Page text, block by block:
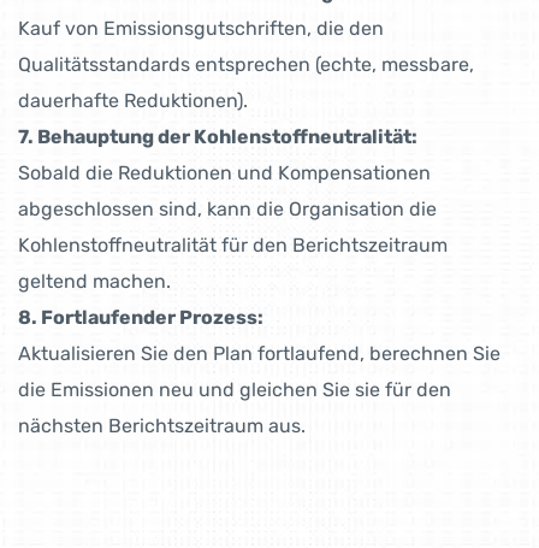
Kauf von Emissionsgutschriften, die den
Qualitätsstandards entsprechen (echte, messbare,
dauerhafte Reduktionen).
7. Behauptung der Kohlenstoffneutralität:
Sobald die Reduktionen und Kompensationen
abgeschlossen sind, kann die Organisation die
Kohlenstoffneutralität für den Berichtszeitraum
geltend machen.
8. Fortlaufender Prozess:
Aktualisieren Sie den Plan fortlaufend, berechnen Sie
die Emissionen neu und gleichen Sie sie für den
nächsten Berichtszeitraum aus.